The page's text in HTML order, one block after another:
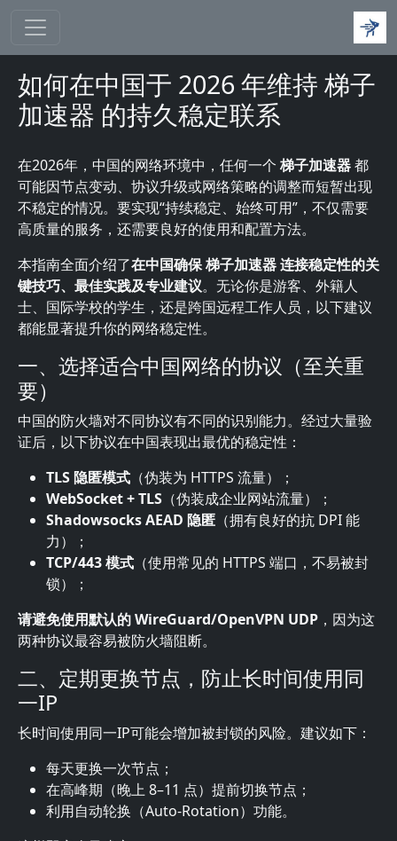
如何在中国于 2026 年维持 梯子
加速器 的持久稳定联系
在2026年，中国的网络环境中，任何一个 梯子加速器都
可能因节点变动、协议升级或网络策略的调整而短暂出现
不稳定的情况。要实现“持续稳定、始终可用”，不仅需要
高质量的服务，还需要良好的使用和配置方法。
本指南全面介绍了在中国确保 梯子加速器 连接稳定性的关
键技巧、最佳实践及专业建议。无论你是游客、外籍人
士、国际学校的学生，还是跨国远程工作人员，以下建议
都能显著提升你的网络稳定性。
一、选择适合中国网络的协议（至关重
要）
中国的防火墙对不同协议有不同的识别能力。经过大量验
证后，以下协议在中国表现出最优的稳定性：
TLS 隐匿模式 （伪装为 HTTPS 流量）；
WebSocket + TLS （伪装成企业网站流量）；
Shadowsocks AEAD 隐匿 （拥有良好的抗 DPI 能
力）；
TCP/443 模式 （使用常见的 HTTPS 端口，不易被封
锁）；
请避免使用默认的 WireGuard/OpenVPN UDP ，因为这
两种协议最容易被防火墙阻断。
二、定期更换节点，防止长时间使用同
一IP
长时间使用同一IP可能会增加被封锁的风险。建议如下：
每天更换一次节点；
在高峰期（晚上 8–11 点）提前切换节点；
利用自动轮换（Auto-Rotation）功能。